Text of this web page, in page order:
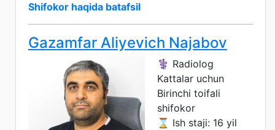
Shifokor haqida batafsil
Gazamfar Aliyevich Najabov
⚕️ Radiolog
Kattalar uchun
Birinchi toifali
shifokor
⌛ Ish staji: 16 yil